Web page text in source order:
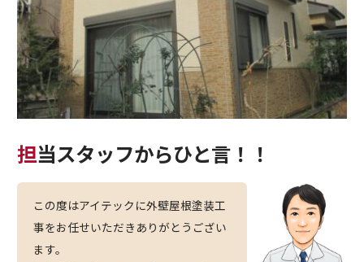
担当スタッフからひと言！！
この度はアイテックに外壁屋根塗装工
事をお任せいただきありがとうござい
ます。